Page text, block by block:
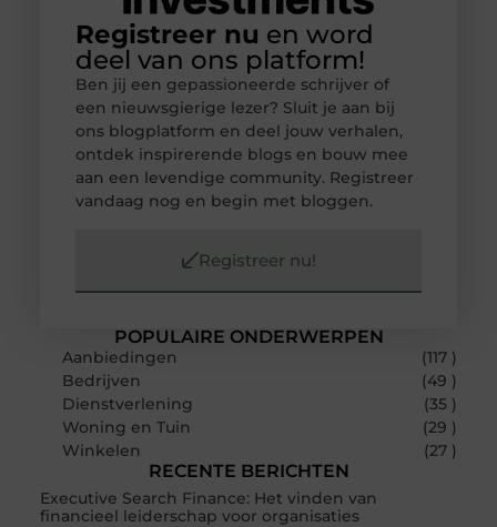
POPULAIRE ONDERWERPEN
Aanbiedingen
(117 )
Bedrijven
(49 )
Dienstverlening
(35 )
Woning en Tuin
(29 )
Winkelen
(27 )
RECENTE BERICHTEN
Executive Search Finance: Het vinden van
financieel leiderschap voor organisaties
Registreer nu en word
deel van ons platform!
Ben jij een gepassioneerde schrijver of
een nieuwsgierige lezer? Sluit je aan bij
ons blogplatform en deel jouw verhalen,
ontdek inspirerende blogs en bouw mee
aan een levendige community. Registreer
vandaag nog en begin met bloggen.
Registreer nu!